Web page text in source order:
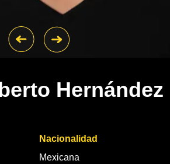
Hernández
Nacionalidad
Mexicana